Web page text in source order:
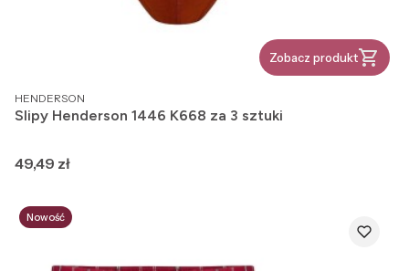
Zobacz produkt
PRODUCENT
HENDERSON
Slipy Henderson 1446 K668 za 3 sztuki
Cena
49,49 zł
Nowość